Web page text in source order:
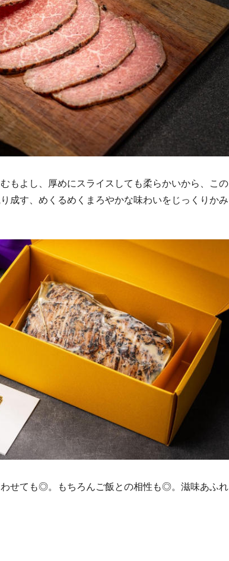
もよし、厚めにスライスしても柔らかいから、この
成す、めくるめくまろやかな味わいをじっくりかみ
せても◎。もちろんご飯との相性も◎。滋味あふれ